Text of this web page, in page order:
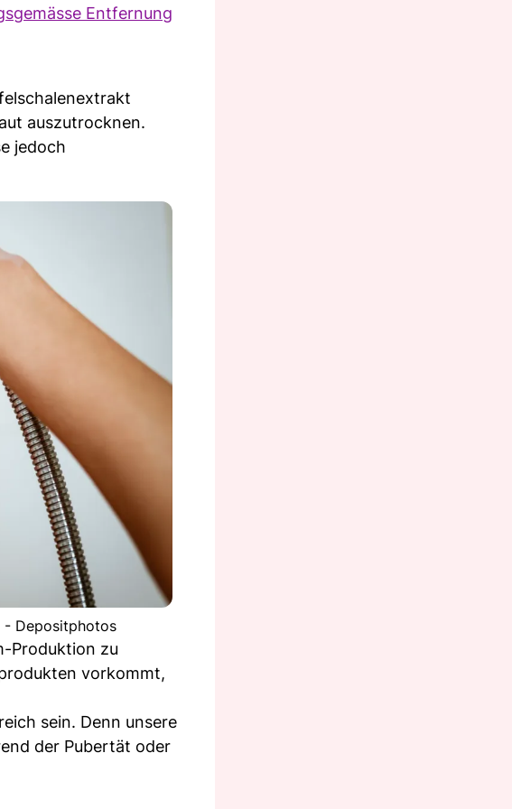
Entfernung
auszutrocknen.
jedoch
- Depositphotos
Produktion zu
vorkommt,
sein. Denn unsere
der Pubertät oder